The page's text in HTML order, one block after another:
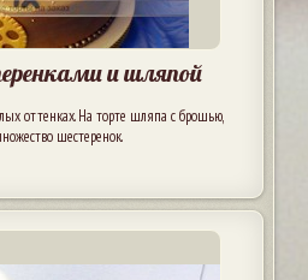
и шляпой
оттенках. На торте шляпа с брошью,
шестеренок.